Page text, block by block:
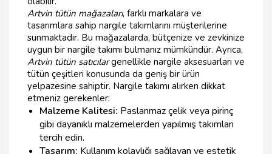
Artvin tütün mağazaları, farklı markalara ve
tasarımlara sahip nargile takımlarını müşterilerine
sunmaktadır. Bu mağazalarda, bütçenize ve zevkinize
uygun bir nargile takımı bulmanız mümkündür. Ayrıca,
Artvin tütün satıcılargenellikle nargile aksesuarları ve
tütün çeşitleri konusunda da geniş bir ürün
yelpazesine sahiptir. Nargile takımı alırken dikkat
etmeniz gerekenler:
Malzeme Kalitesi: Paslanmaz çelik veya pirinç
gibi dayanıklı malzemelerden yapılmış takımları
tercih edin.
Tasarım: Kullanım kolaylığı sağlayan ve estetik